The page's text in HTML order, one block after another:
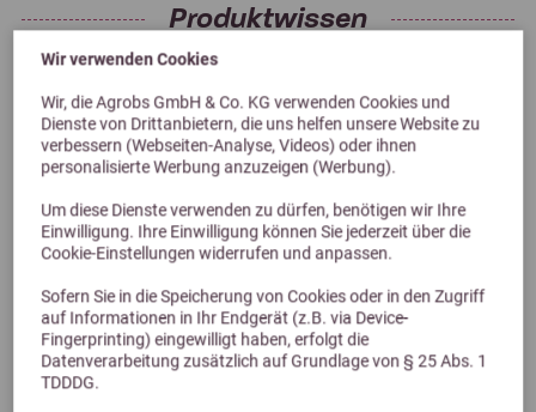
Wir verwenden Cookies
Wir, die Agrobs GmbH & Co. KG verwenden Cookies und
Dienste von Drittanbietern, die uns helfen unsere Website zu
verbessern (Webseiten-Analyse, Videos) oder ihnen
personalisierte Werbung anzuzeigen (Werbung).
Um diese Dienste verwenden zu dürfen, benötigen wir Ihre
Einwilligung. Ihre Einwilligung können Sie jederzeit über die
Cookie-Einstellungen widerrufen und anpassen.
Sofern Sie in die Speicherung von Cookies oder in den Zugriff
auf Informationen in Ihr Endgerät (z.B. via Device-
Fingerprinting) eingewilligt haben, erfolgt die
Datenverarbeitung zusätzlich auf Grundlage von § 25 Abs. 1
TDDDG.
Produktwissen
Inhaltsstoffe
Fütterungsempfehlung
BERGSIEGEL HERB CARE RENA 600g
Inhaltsstoffe
Fütterungsempfehlung